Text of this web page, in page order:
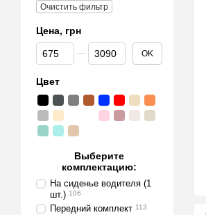
Очистить фильтр
Цена, грн
От Цена, грн
До Цена, грн OK
Цвет
Выберите
комплектацию:
На сиденье водителя (1
шт.) 106
Передний комплект 113